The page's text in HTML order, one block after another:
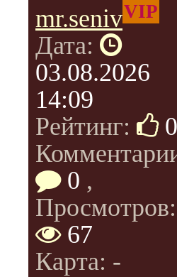
mr.senivVIP
Дата:
03.08.2026
14:09
Рейтинг:
0
0 ,
Просмотров:
67
Карта: -